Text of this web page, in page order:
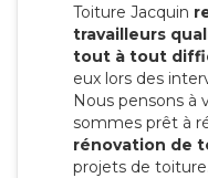
Toiture Jacquin
travailleurs
tout à tout
eux lors des
Nous pensons
sommes prêt à
rénovation de
projets de toiture.